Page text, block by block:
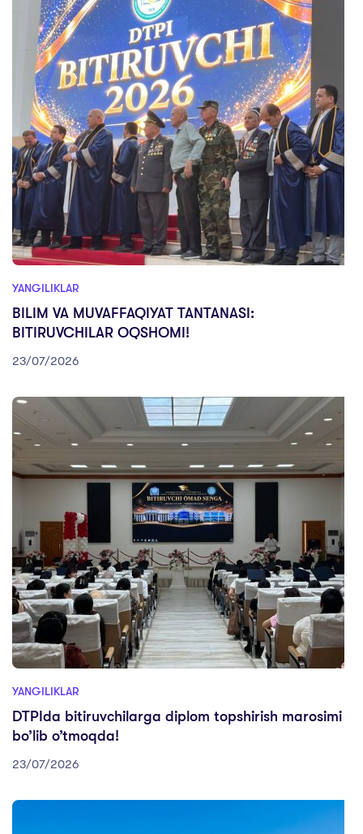
YANGILIKLAR
BILIM VA MUVAFFAQIYAT TANTANASI:
BITIRUVCHILAR OQSHOMI!
23/07/2026
YANGILIKLAR
DTPIda bitiruvchilarga diplom topshirish marosimi
bo’lib o’tmoqda!
23/07/2026